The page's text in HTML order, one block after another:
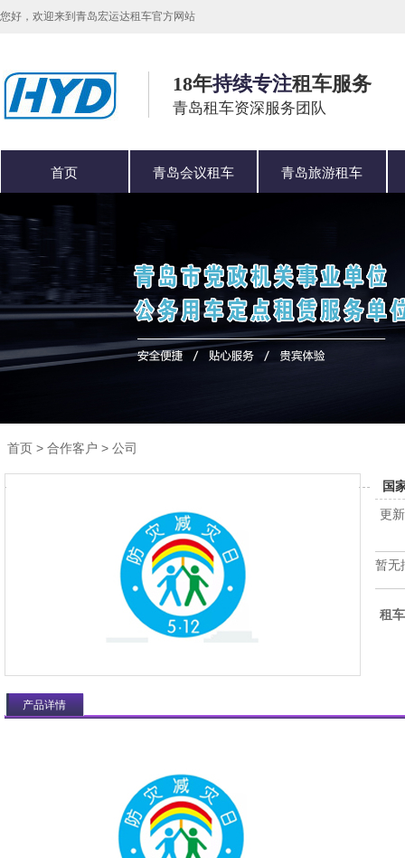
您好，欢迎来到青岛宏运达租车官方网站
18年持续专注租车服务
青岛租车资深服务团队
首页 青岛会议租车 青岛旅游租车
公司简介
首页 > 合作客户 > 公司
国
更
暂无
租
产品详情